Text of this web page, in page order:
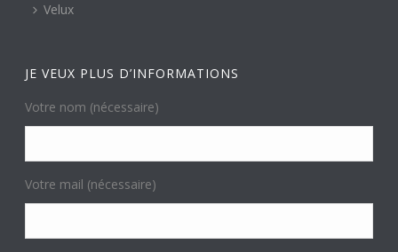
Velux
JE VEUX PLUS D’INFORMATIONS
Votre nom (nécessaire)
Votre mail (nécessaire)